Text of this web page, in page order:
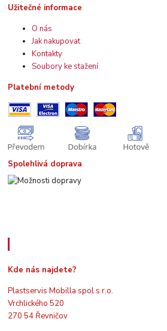
Užitečné informace
O nás
Jak nakupovat
Kontakty
Soubory ke stažení
Platební metody
Spolehlivá doprava
Kde nás najdete?
Plastservis Mobilla spol.s r.o.
Vrchlického 520
270 54 Řevničov